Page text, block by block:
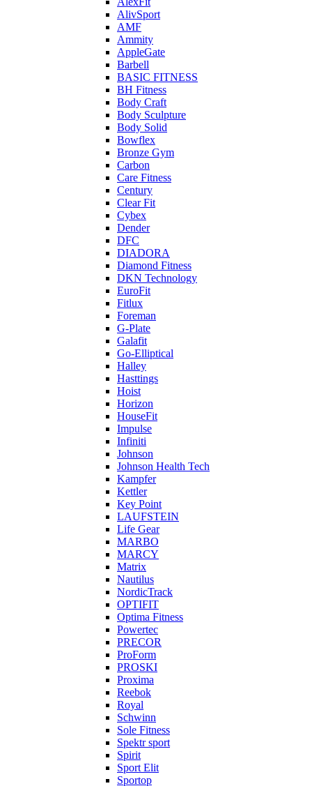
AlivSport
AMF
Ammity
AppleGate
Barbell
BASIC FITNESS
BH Fitness
Body Craft
Body Sculpture
Body Solid
Bowflex
Bronze Gym
Carbon
Care Fitness
Century
Clear Fit
Cybex
Dender
DFC
DIADORA
Diamond Fitness
DKN Technology
EuroFit
Fitlux
Foreman
G-Plate
Galafit
Go-Elliptical
Halley
Hasttings
Hoist
Horizon
HouseFit
Impulse
Infiniti
Johnson
Johnson Health Tech
Kampfer
Kettler
Key Point
LAUFSTEIN
Life Gear
MARBO
MARCY
Matrix
Nautilus
NordicTrack
OPTIFIT
Optima Fitness
Powertec
PRECOR
ProForm
PROSKI
Proxima
Reebok
Royal
Schwinn
Sole Fitness
Spektr sport
Spirit
Sport Elit
Sportop